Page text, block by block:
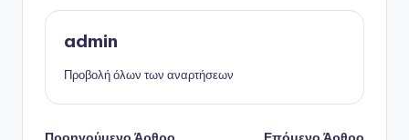
admin
Προβολή όλων των αναρτήσεων